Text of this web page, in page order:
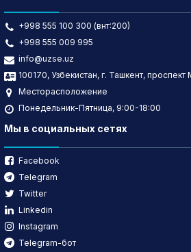
+998 555 100 300 (внт:200)
+998 555 009 995
info@uzse.uz
100170, Узбекистан, г. Ташкент, проспект
Месторасположение
Понедельник-Пятница, 9:00-18:00
Мы в социальных сетях
Facebook
Telegram
Twitter
Linkedin
Instagram
Telegram-бот